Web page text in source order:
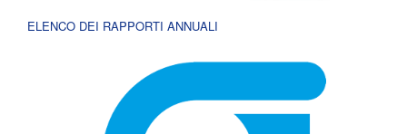
ELENCO DEI RAPPORTI ANNUALI